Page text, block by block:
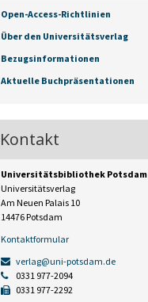
Open-Access-Richtlinien
Über den Universitätsverlag
Bezugsinformationen
Aktuelle Buchpräsentationen
Kontakt
Universitätsbibliothek Potsdam
Universitätsverlag
Am Neuen Palais 10
14476 Potsdam
Kontaktformular
verlag@uni-potsdam.de
0331 977-2094
0331 977-2292